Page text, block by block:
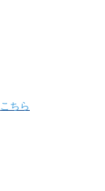
こちら